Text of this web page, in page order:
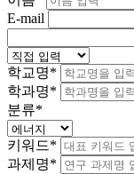
E-mail
학교명*
학과명*
분류*
키워드*
과제명*